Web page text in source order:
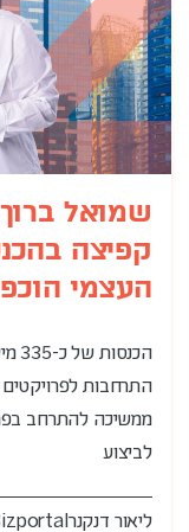
קפיצה
העצמי
התרחבות
לביצוע
ליאור דנקנר